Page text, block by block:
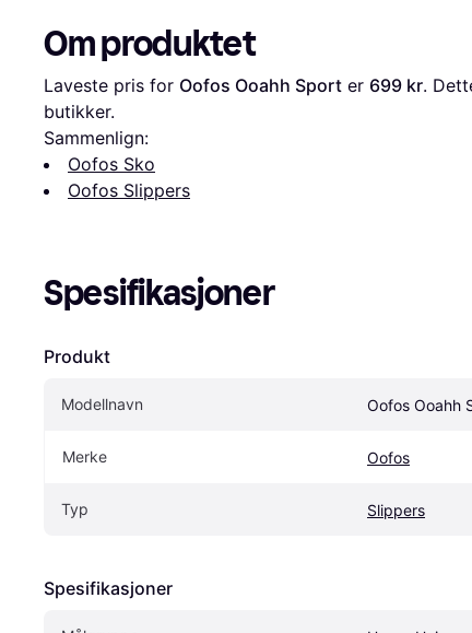
Om produktet
Laveste pris for Oofos Ooahh Sport er 699 kr.
butikker.
Sammenlign:
Oofos Sko
Oofos Slippers
Spesifikasjoner
Produkt
Modellnavn Oofos Ooahh
Merke Oofos
Typ Slippers
Spesifikasjoner